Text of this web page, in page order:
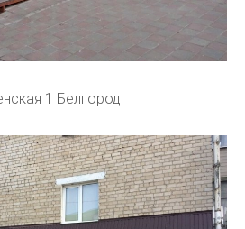
1 Белгород